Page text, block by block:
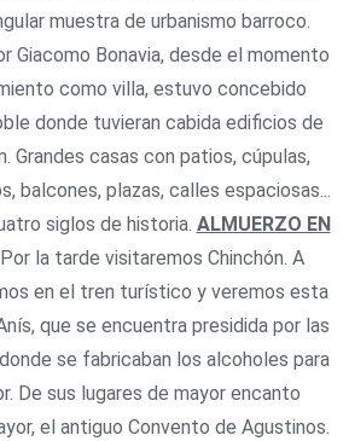
muestra de urbanismo barroco.
Giacomo Bonavia, desde el momento
como villa, estuvo concebido
donde tuvieran cabida edificios de
Grandes casas con patios, cúpulas,
balcones, plazas, calles espaciosas...
siglos de historia. ALMUERZO EN
la tarde visitaremos Chinchón. A
en el tren turístico y veremos esta
que se encuentra presidida por las
se fabricaban los alcoholes para
De sus lugares de mayor encanto
el antiguo Convento de Agustinos.